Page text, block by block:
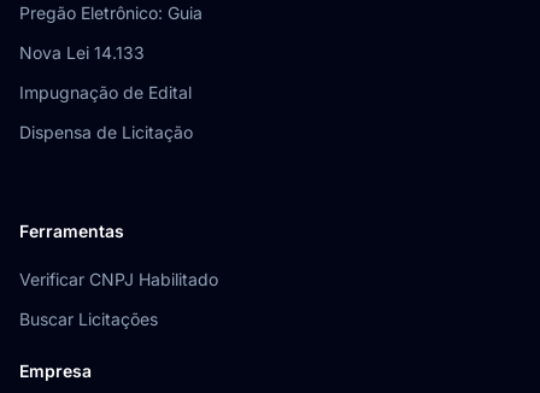
Pregão Eletrônico: Guia
Nova Lei 14.133
Impugnação de Edital
Dispensa de Licitação
Ferramentas
Verificar CNPJ Habilitado
Buscar Licitações
Empresa